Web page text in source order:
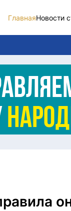
ГлавнаяНовости